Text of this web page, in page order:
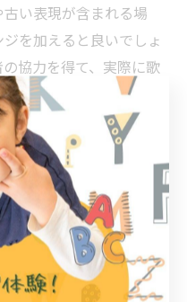
い表現が含まれる場
を加えると良いでしょ
協力を得て、実際に歌
すすめです。
けのうた選定
る曲を選ぶには、年齢
易度が重要です。3歳児ク
返しが多い曲、みんな
います。
ンダうさぎコアラ」な